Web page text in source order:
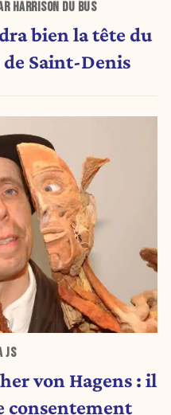
HARRISON DU BUS
bien la tête du
Saint-Denis
JS
von Hagens : il
consentement